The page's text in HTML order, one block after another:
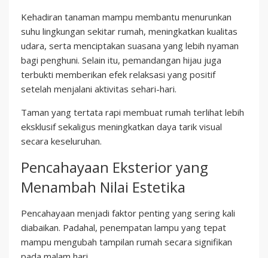
Kehadiran tanaman mampu membantu menurunkan
suhu lingkungan sekitar rumah, meningkatkan kualitas
udara, serta menciptakan suasana yang lebih nyaman
bagi penghuni. Selain itu, pemandangan hijau juga
terbukti memberikan efek relaksasi yang positif
setelah menjalani aktivitas sehari-hari.
Taman yang tertata rapi membuat rumah terlihat lebih
eksklusif sekaligus meningkatkan daya tarik visual
secara keseluruhan.
Pencahayaan Eksterior yang
Menambah Nilai Estetika
Pencahayaan menjadi faktor penting yang sering kali
diabaikan. Padahal, penempatan lampu yang tepat
mampu mengubah tampilan rumah secara signifikan